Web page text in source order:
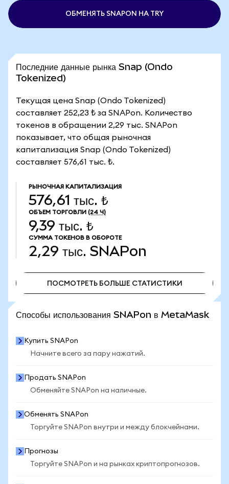
ОБМЕНЯТЬ SNAPON НА TRY
Последние данные рынка Snap (Ondo
Tokenized)
Текущая цена Snap (Ondo Tokenized)
составляет 252,23 ₺ за SNAPon. Количество
токенов в обращении 2,29 тыс. SNAPon
показывает, что общая рыночная
капитализация Snap (Ondo Tokenized)
составляет 576,61 тыс. ₺.
РЫНОЧНАЯ КАПИТАЛИЗАЦИЯ
576,61 тыс. ₺
ОБЪЕМ ТОРГОВЛИ (24 Ч)
9,39 тыс. ₺
СУММА ТОКЕНОВ В ОБОРОТЕ
2,29 тыс. SNAPon
ПОСМОТРЕТЬ БОЛЬШЕ СТАТИСТИКИ
Способы использования SNAPon в MetaMask
Купить SNAPon
Начните всего за пару нажатий.
Продать SNAPon
Обменяйте SNAPon на наличные.
Обменять SNAPon
Торгуйте SNAPon внутри и между блокчейнами.
Прогнозы
Торгуйте SNAPon и на рынках криптопрогнозов.